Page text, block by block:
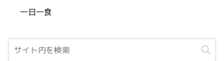
一日一食